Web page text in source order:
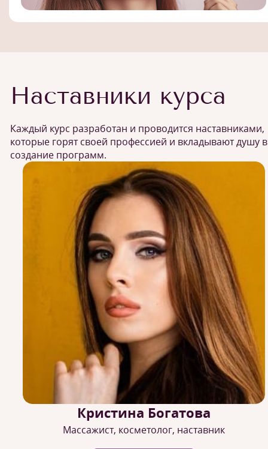
Наставники курса
Каждый курс разработан и проводится наставниками,
которые горят своей профессией и вкладывают душу в
создание программ.
Кристина Богатова
Массажист, косметолог, наставник